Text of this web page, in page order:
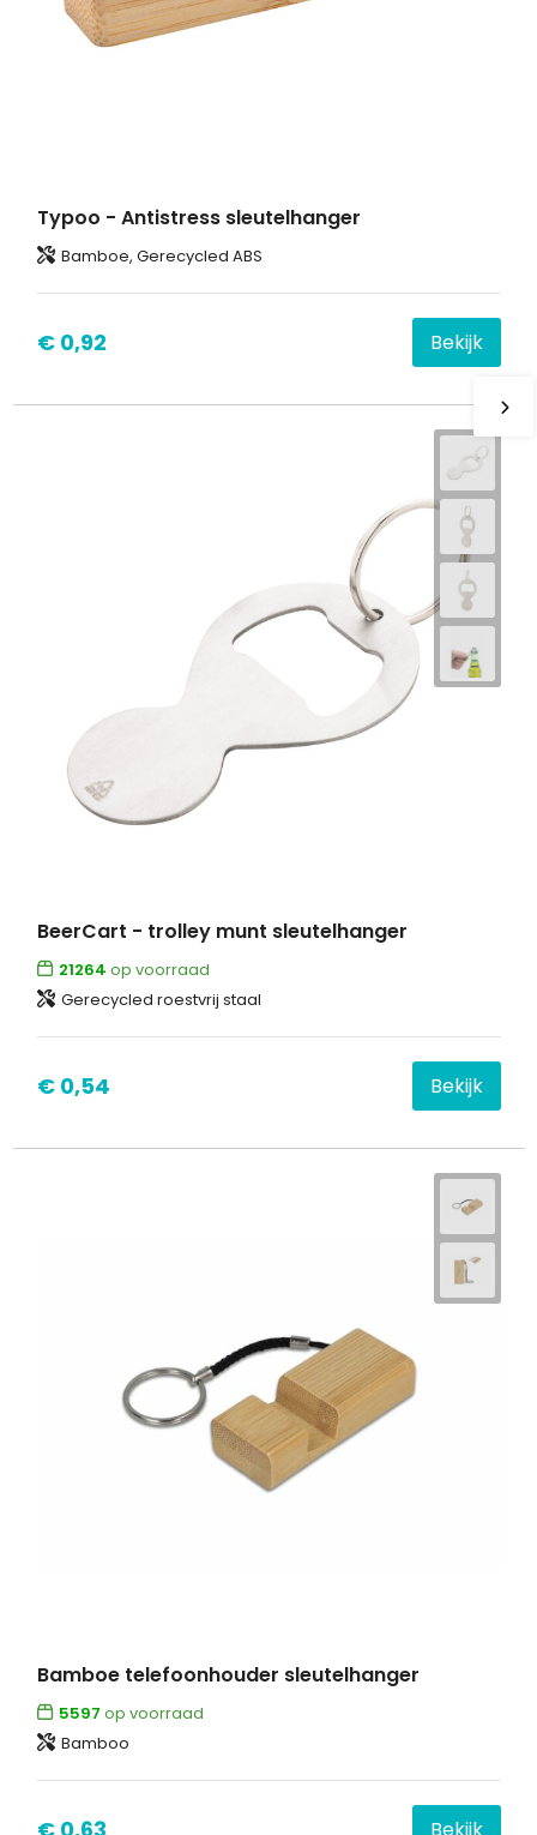
Typoo - Antistress sleutelhanger
Bamboe, Gerecycled ABS
€ 0,92 Bekijk
BeerCart - trolley munt sleutelhanger
21264 op voorraad
Gerecycled roestvrij staal
€ 0,54 Bekijk
Bamboe telefoonhouder sleutelhanger
5597 op voorraad
Bamboo
Bekijk